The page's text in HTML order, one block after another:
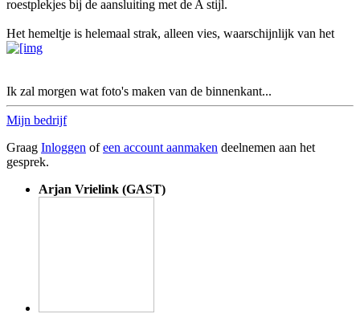
roestplekjes bij de aansluiting met de A stijl.
Het hemeltje is helemaal strak, alleen vies, waarschijnlijk van het
Ik zal morgen wat foto's maken van de binnenkant...
Mijn bedrijf
Graag Inloggen ofeen account aanmaken deelnemen aan het
gesprek.
Arjan Vrielink (GAST)